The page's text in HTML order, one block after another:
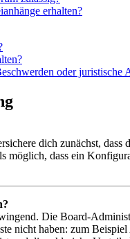
erhalten?
oder juristische
dich zunächst,
möglich, dass ein
Die Board-
nicht haben: zum